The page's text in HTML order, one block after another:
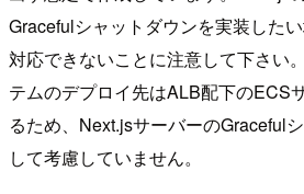
Gracefulシャットダウンを実装した
対応できないことに注意して下さい
テムのデプロイ先はALB配下のECS
るため、Next.jsサーバーのGraceful
して考慮していません。